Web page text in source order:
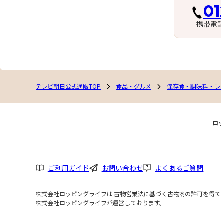
携帯電
テレビ朝日公式通販TOP 食品・グルメ 保存食・調味料・
ロ
ご利用ガイド お問い合わせ よくあるご質問
株式会社ロッピングライフは 古物営業法に基づく古物商の許可を
株式会社ロッピングライフが運営しております。